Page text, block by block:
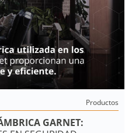
de alarmas
yrevendedoras
, cada uno de ellos
y de marketing
tus estrategias
las necesidades y
segmentos de
Productos
GARNET: